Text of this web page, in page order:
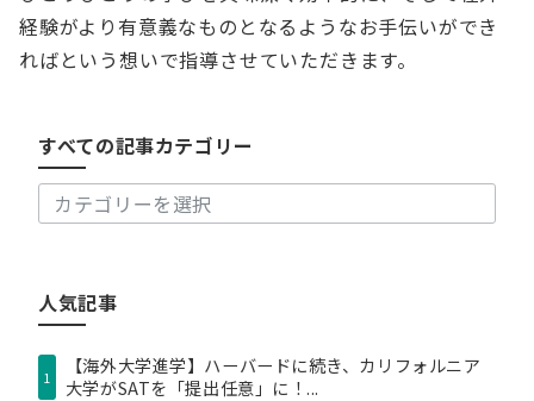
経験がより有意義なものとなるようなお手伝いができ
ればという想いで指導させていただきます。
すべての記事カテゴリー
す
記
事
ー
人気記事
1
【海外大学進学】ハーバードに続き、カリフォルニア
大学がSATを「提出任意」に！...